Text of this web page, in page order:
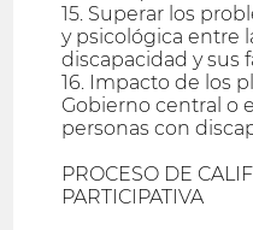
15. Superar los
y psicológica entre
discapacidad y sus
16. Impacto de los
Gobierno central o
personas con
PROCESO DE
PARTICIPATIVA